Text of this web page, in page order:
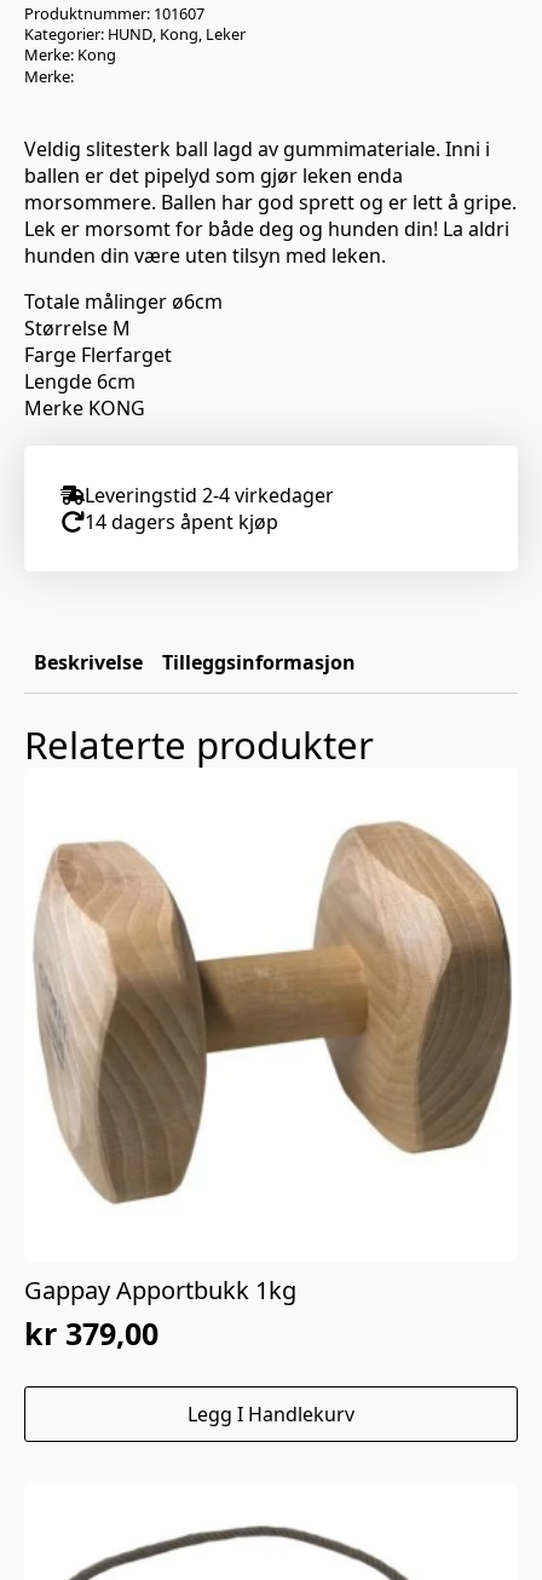
Produktnummer: 101607
Kategorier: HUND Kong Leker
Merke: Kong
Merke:
Veldig slitesterk ball lagd av gummimateriale. Inni i
ballen er det pipelyd som gjør leken enda
morsommere. Ballen har god sprett og er lett å gripe.
Lek er morsomt for både deg og hunden din! La aldri
hunden din være uten tilsyn med leken.
Totale målinger ø6cm
Størrelse M
Farge Flerfarget
Lengde 6cm
Merke KONG
Leveringstid 2-4 virkedager
14 dagers åpent kjøp
Beskrivelse Tilleggsinformasjon
Relaterte produkter
Gappay Apportbukk 1kg
kr 379,00
Legg I Handlekurv